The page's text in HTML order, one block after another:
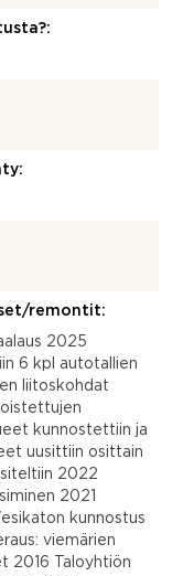
remontit:
2025
6 kpl autotallien
liitoskohdat
kunnostettiin ja
uusittiin osittain
2022
2021
kunnostus
viemärien
2016 Taloyhtiön